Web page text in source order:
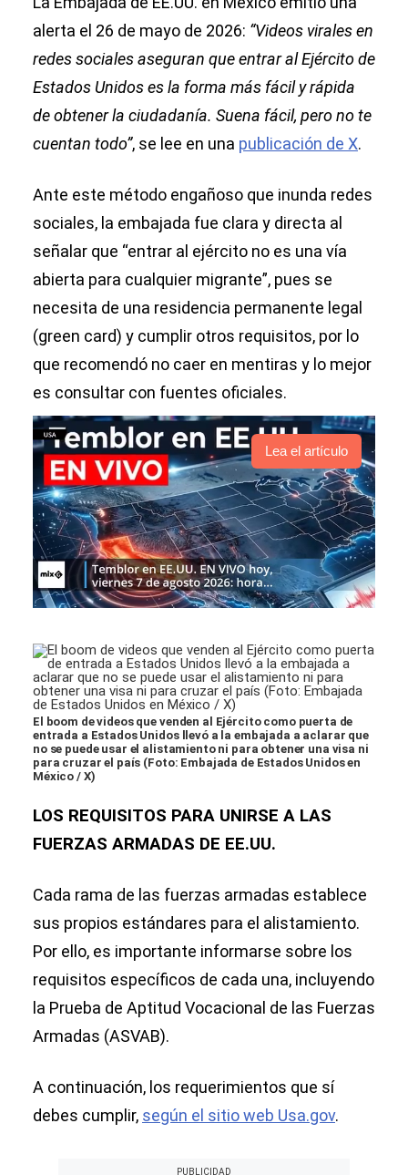
alerta el 26 de mayo de 2026: “Videos virales en
redes sociales aseguran que entrar al Ejército de
Estados Unidos es la forma más fácil y rápida
de obtener la ciudadanía. Suena fácil, pero no te
cuentan todo”, se lee en una publicación de X.
Ante este método engañoso que inunda redes
sociales, la embajada fue clara y directa al
señalar que “entrar al ejército no es una vía
abierta para cualquier migrante”, pues se
necesita de una residencia permanente legal
(green card) y cumplir otros requisitos, por lo
que recomendó no caer en mentiras y lo mejor
es consultar con fuentes oficiales.
Lea el artículo
El boom de videos que venden al Ejército como puerta de
entrada a Estados Unidos llevó a la embajada a aclarar que
no se puede usar el alistamiento ni para obtener una visa ni
para cruzar el país (Foto: Embajada de Estados Unidos en
México / X)
LOS REQUISITOS PARA UNIRSE A LAS
FUERZAS ARMADAS DE EE.UU.
Cada rama de las fuerzas armadas establece
sus propios estándares para el alistamiento.
Por ello, es importante informarse sobre los
requisitos específicos de cada una, incluyendo
la Prueba de Aptitud Vocacional de las Fuerzas
Armadas (ASVAB).
A continuación, los requerimientos que sí
debes cumplir, según el sitio web Usa.gov.